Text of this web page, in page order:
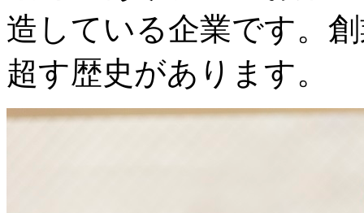
造している企業です。
超す歴史があります。